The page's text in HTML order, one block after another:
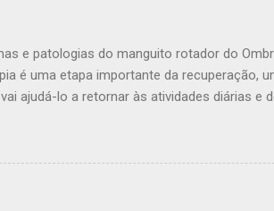
e patologias do manguito rotador do
é uma etapa importante da recuperação,
ajudá-lo a retornar às atividades diárias e
recreativas. Este é um programa de
de exercícios. Para garantir que o
a supervisão do seu médico ou